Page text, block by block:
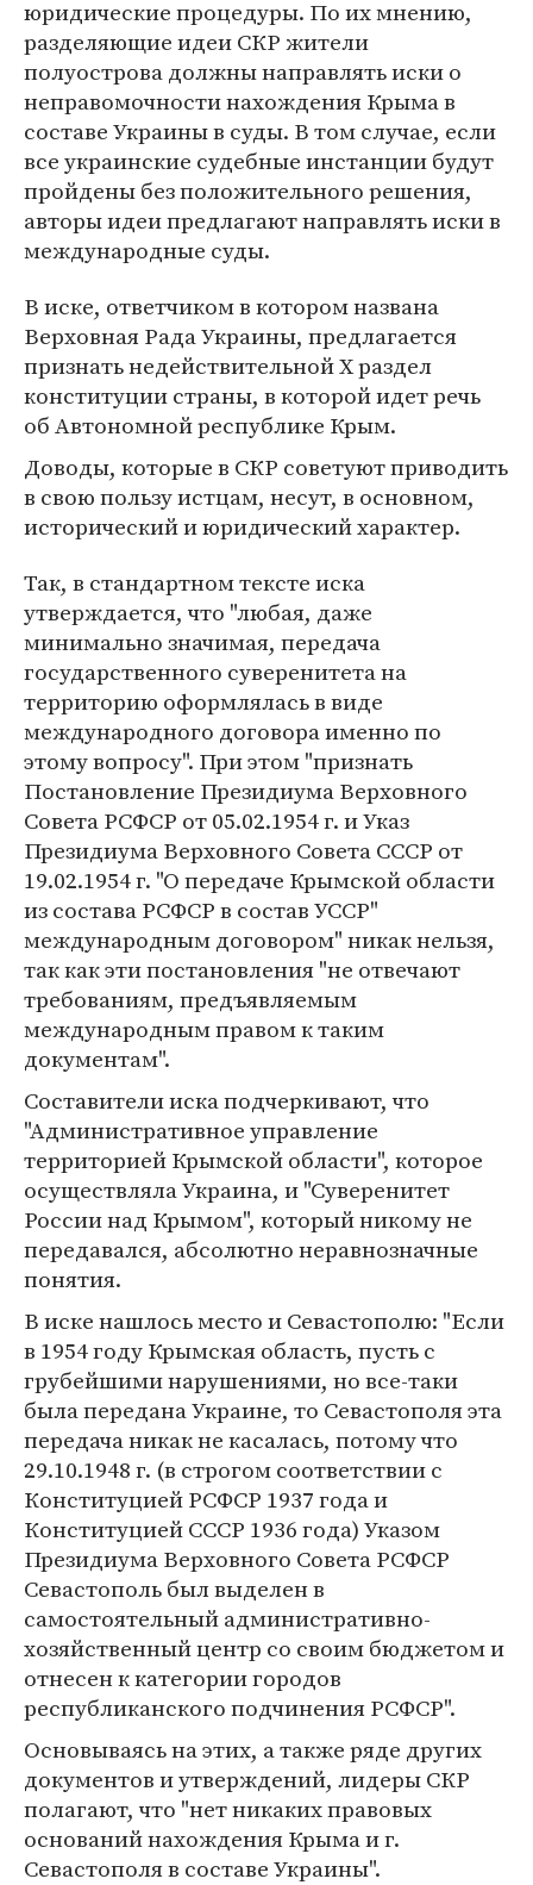
юридические процедуры. По их мнению,
разделяющие идеи СКР жители
полуострова должны направлять иски о
неправомочности нахождения Крыма в
составе Украины в суды. В том случае, если
все украинские судебные инстанции будут
пройдены без положительного решения,
авторы идеи предлагают направлять иски в
международные суды.
В иске, ответчиком в котором названа
Верховная Рада Украины, предлагается
признать недействительной X раздел
конституции страны, в которой идет речь
об Автономной республике Крым.
Доводы, которые в СКР советуют приводить
в свою пользу истцам, несут, в основном,
исторический и юридический характер.
Так, в стандартном тексте иска
утверждается, что "любая, даже
минимально значимая, передача
государственного суверенитета на
территорию оформлялась в виде
международного договора именно по
этому вопросу". При этом "признать
Постановление Президиума Верховного
Совета РСФСР от 05.02.1954 г. и Указ
Президиума Верховного Совета СССР от
19.02.1954 г. "О передаче Крымской области
из состава РСФСР в состав УССР"
международным договором" никак нельзя,
так как эти постановления "не отвечают
требованиям, предъявляемым
международным правом к таким
документам".
Составители иска подчеркивают, что
"Административное управление
территорией Крымской области", которое
осуществляла Украина, и "Суверенитет
России над Крымом", который никому не
передавался, абсолютно неравнозначные
понятия.
В иске нашлось место и Севастополю: "Если
в 1954 году Крымская область, пусть с
грубейшими нарушениями, но все-таки
была передана Украине, то Севастополя эта
передача никак не касалась, потому что
29.10.1948 г. (в строгом соответствии с
Конституцией РСФСР 1937 года и
Конституцией СССР 1936 года) Указом
Президиума Верховного Совета РСФСР
Севастополь был выделен в
самостоятельный административно-
хозяйственный центр со своим бюджетом и
отнесен к категории городов
республиканского подчинения РСФСР".
Основываясь на этих, а также ряде других
документов и утверждений, лидеры СКР
полагают, что "нет никаких правовых
оснований нахождения Крыма и г.
Севастополя в составе Украины".